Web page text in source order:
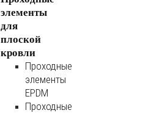
элементы
для
плоской
кровли
Проходные
элементы
EPDM
Проходные